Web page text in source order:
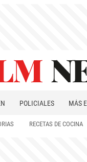
POLICIALES MÁS
RECETAS DE COCINA